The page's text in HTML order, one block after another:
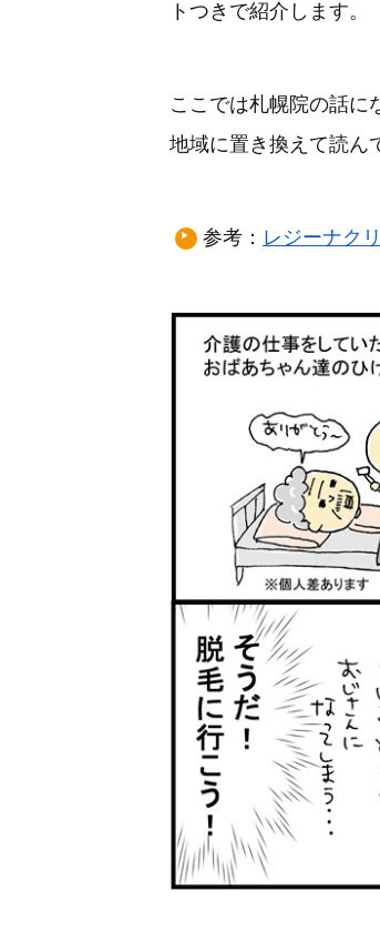
トつきで紹介します。
ここでは札幌院の話に
地域に置き換えて読ん
参考： レジーナク